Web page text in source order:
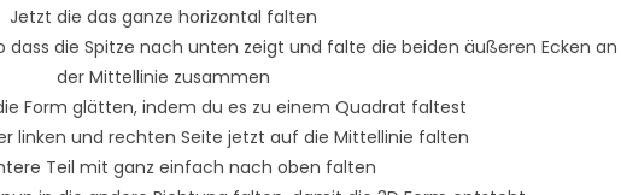
Jetzt die das ganze horizontal falten
dass die Spitze nach unten zeigt und falte die beiden äußeren Ecken an
der Mittellinie zusammen
Form glätten, indem du es zu einem Quadrat faltest
linken und rechten Seite jetzt auf die Mittellinie falten
Teil mit ganz einfach nach oben falten